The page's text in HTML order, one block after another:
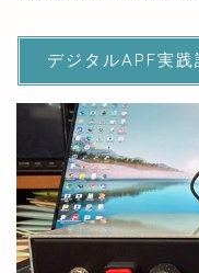
デジタルAPF実